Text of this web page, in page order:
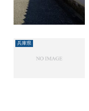
兵庫県